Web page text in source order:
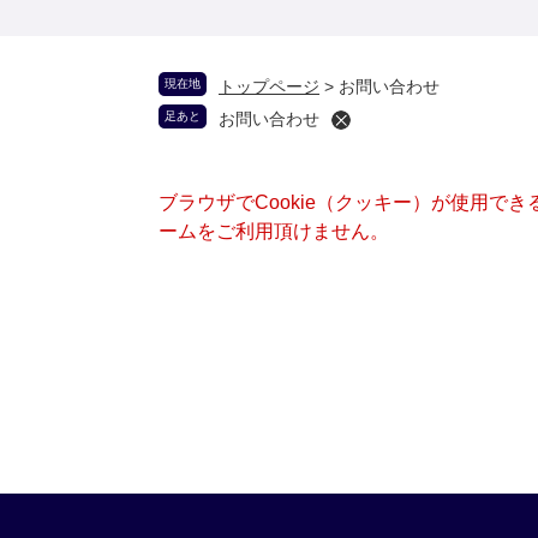
現在地 トップページ > お問い合わせ
足あと お問い合わせ
ブラウザでCookie（クッキー）が使用で
ームをご利用頂けません。